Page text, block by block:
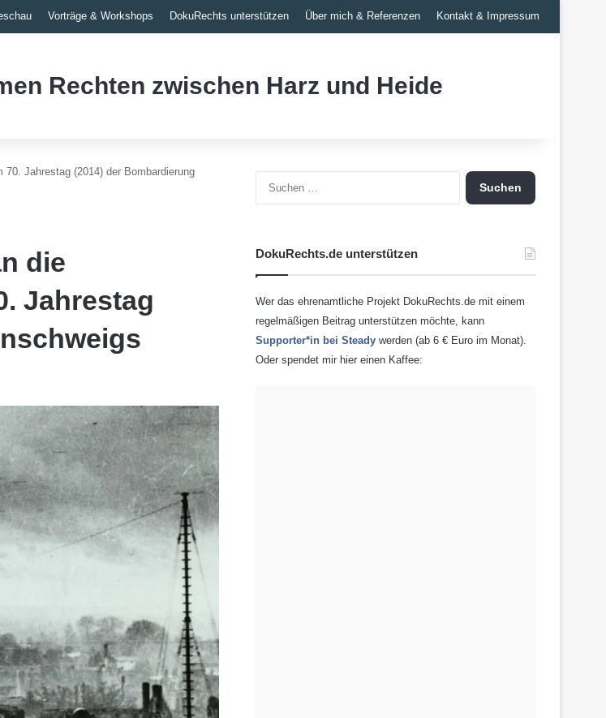
Vorträge & Workshops DokuRechts unterstützen Über mich & Referenzen Kontakt & Impressum
Rechten zwischen Harz und Heide
Jahrestag (2014) der Bombardierung
die
Jahrestag
Suchen
nach:
DokuRechts.de unterstützen
Wer das ehrenamtliche Projekt DokuRechts.de mit einem
regelmäßigen Beitrag unterstützen möchte, kann
Supporter*in bei Steady werden (ab 6 € Euro im Monat).
Oder spendet mir hier einen Kaffee: